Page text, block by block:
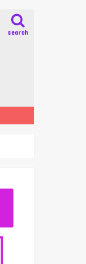
search